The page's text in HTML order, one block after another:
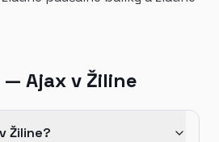
Ajax v Žiline
Žiline?